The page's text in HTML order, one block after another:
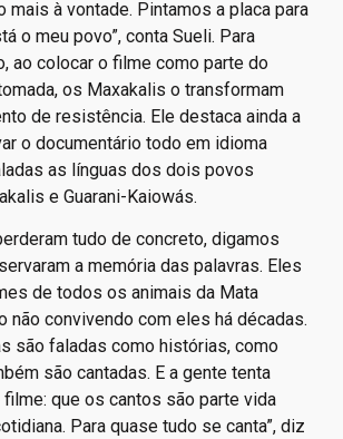
do cinema reuniu diretores e
Leo Fontes/UNIVERSO
para conhecer meu pai, eu queria
mais à vontade. Pintamos a placa para
o meu povo”, conta Sueli. Para
os Maxakalis o transformam
de resistência. Ele destaca ainda a
o documentário todo em idioma
as línguas dos dois povos
e Guarani-Kaiowás.
tudo de concreto, digamos
a memória das palavras. Eles